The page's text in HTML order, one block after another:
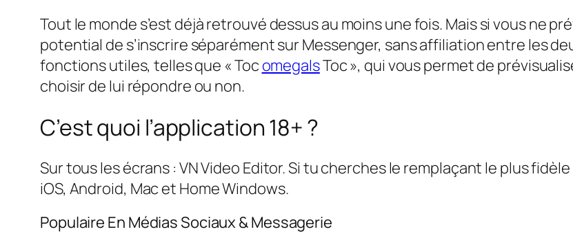
Tout le monde s’est déjà retrouvé dessus au moins une fois. Mais si vous ne
potential de s’inscrire séparément sur Messenger, sans affiliation entre les
fonctions utiles, telles que « Toc omegalsToc », qui vous permet de
choisir de lui répondre ou non.
C’est quoi l’application 18+ ?
Sur tous les écrans : VN Video Editor. Si tu cherches le remplaçant le plus
iOS, Android, Mac et Home Windows.
Populaire En Médias Sociaux & Messagerie